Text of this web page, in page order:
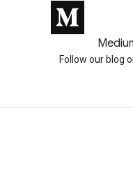
Follow our blog